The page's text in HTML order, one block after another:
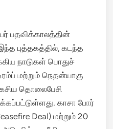
பதவிக்காலத்தின்
புத்தகத்தில், கடந்த
நாடுகள் பொதுச்
மற்றும் நெதன்யாகு
தொலைபேசி
காசா போர்
Deal) மற்றும் 20